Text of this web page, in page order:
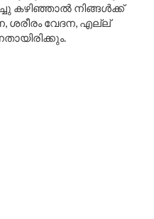
കഴിഞ്ഞാൽ നിങ്ങൾക്ക്
ശരീരം വേദന, എല്ല്